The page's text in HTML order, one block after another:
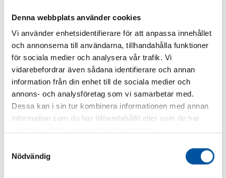
Denna webbplats använder cookies
Vi använder enhetsidentifierare för att anpassa innehållet
och annonserna till användarna, tillhandahålla funktioner
för sociala medier och analysera vår trafik. Vi
vidarebefordrar även sådana identifierare och annan
information från din enhet till de sociala medier och
annons- och analysföretag som vi samarbetar med.
Dessa kan i sin tur kombinera informationen med annan
information som du har tillhandahållit eller som de har
Nödvändig
moms
Vi har inte lagt upp dessa produkter på vår hemsida än -
vänligen kontakta oss på 08-628 11 85 för offert.
Kurvor
Teknisk dokumentation